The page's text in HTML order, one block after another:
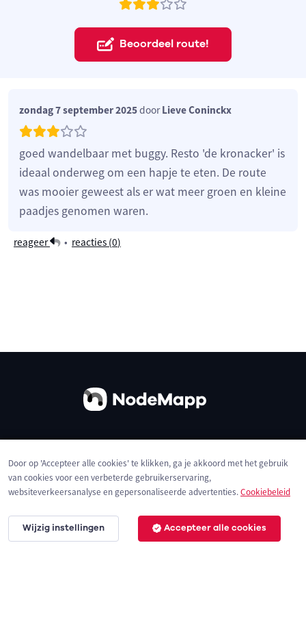
Beoordeel route!
zondag 7 september 2025doorLieve Coninckx
goed wandelbaar met buggy. Resto 'de kronacker' is
ideaal onderweg om een hapje te eten. De route
was mooier geweest als er wat meer groen en kleine
paadjes genomen waren.
reageer • reacties (0)
Privacybeleid Cookies
Door op 'Accepteer alle cookies' te klikken, ga je akkoord met het gebruik
van cookies voor een verbeterde gebruikerservaring,
websiteverkeersanalyse en gepersonaliseerde advertenties.Cookiebeleid
Wijzig instellingen Accepteer alle cookies